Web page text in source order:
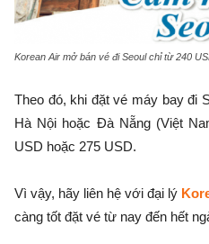
Korean Air mở bán vé đi Seoul chỉ từ 240
Theo đó, khi đặt vé máy bay đi
Hà Nội hoặc Đà Nẵng (Việt
USD hoặc 275 USD.
Vì vậy, hãy liên hệ với đại lý
càng tốt đặt vé từ nay đến hết